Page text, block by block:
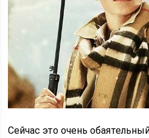
Сейчас это очень